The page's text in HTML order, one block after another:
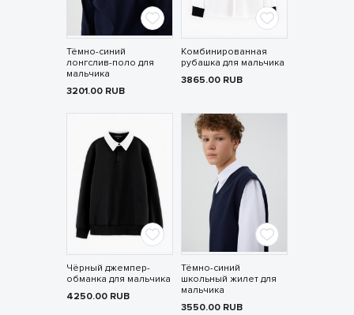
Тёмно-синий
лонгслив-поло для
мальчика
3201.00 RUB
Комбинированная
рубашка для мальчика
3865.00 RUB
Чёрный джемпер-
обманка для мальчика
4250.00 RUB
Тёмно-синий
школьный жилет для
мальчика
3550.00 RUB